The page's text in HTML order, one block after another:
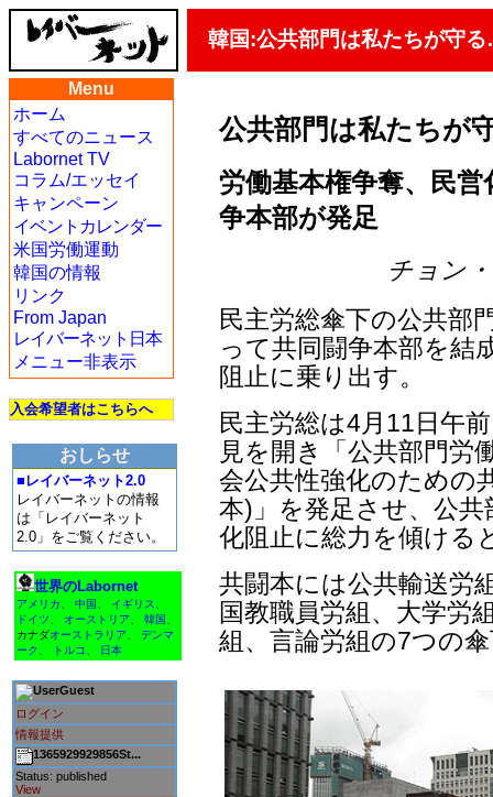
韓国:公共部門は私たちが守
Menu
ホーム
すべてのニュース
Labornet TV
コラム/エッセイ
キャンペーン
イベントカレンダー
米国労働運動
韓国の情報
リンク
From Japan
レイバーネット日本
メニュー非表示
入会希望者はこちらへ
おしらせ
■レイバーネット2.0
レイバーネットの情報
は「レイバーネット
2.0」をご覧ください。
世界のLabornet
アメリカ 中国 イギリス
ドイツ
オーストリア 韓国
カナダオーストラリア
デンマ
ーク
トルコ 日本
Guest
ログイン
情報提供
1365929929856St...
Status: published
View
公共部門は私たちが
労働基本権争奪、民
争本部が発足
チョン
民主労総傘下の公共部
って共同闘争本部を結
阻止に乗り出す。
民主労総は4月11日午
見を開き「公共部門労
会公共性強化のための
本)」を発足させ、公
化阻止に総力を傾ける
共闘本には公共輸送労
国教職員労組、大学労
組、言論労組の7つの